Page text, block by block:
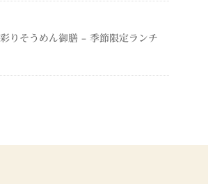
彩りそうめん御膳 – 季節限定ランチ